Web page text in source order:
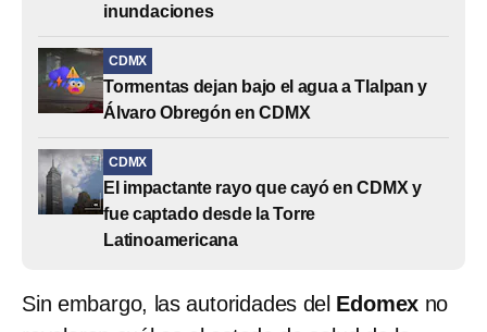
inundaciones
CDMX
Tormentas dejan bajo el agua a Tlalpan y
Álvaro Obregón en CDMX
CDMX
El impactante rayo que cayó en CDMX y
fue captado desde la Torre
Latinoamericana
Sin embargo, las autoridades del Edomex no